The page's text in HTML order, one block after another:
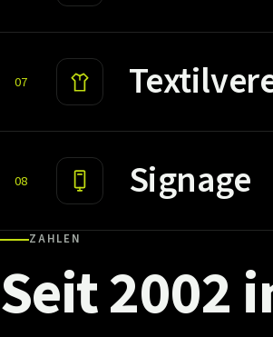
07
08 Signage
ZAHLEN
Seit2002